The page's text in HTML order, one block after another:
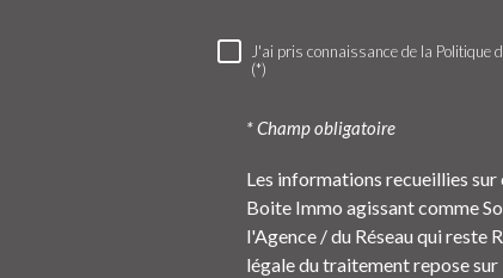
J'ai pris connaissance de la Politique
(*)
* Champ obligatoire
Les informations recueillies
Boite Immo agissant comme
l'Agence / du Réseau qui reste
légale du traitement repose